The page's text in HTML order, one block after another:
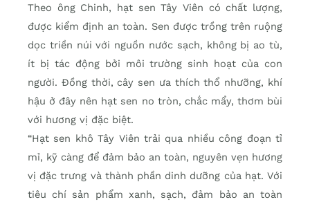
Theo ông Chinh, hạt sen Tây Viên có chất lượng,
được kiểm định an toàn. Sen được trồng trên ruộng
dọc triền núi với nguồn nước sạch, không bị ao tù,
ít bị tác động bởi môi trường sinh hoạt của con
người. Đồng thời, cây sen ưa thích thổ nhưỡng, khí
hậu ở đây nên hạt sen no tròn, chắc mẩy, thơm bùi
với hương vị đặc biệt.
“Hạt sen khô Tây Viên trải qua nhiều công đoạn tỉ
mỉ, kỹ càng để đảm bảo an toàn, nguyên vẹn hương
vị đặc trưng và thành phần dinh dưỡng của hạt. Với
tiêu chí sản phẩm xanh, sạch, đảm bảo an toàn